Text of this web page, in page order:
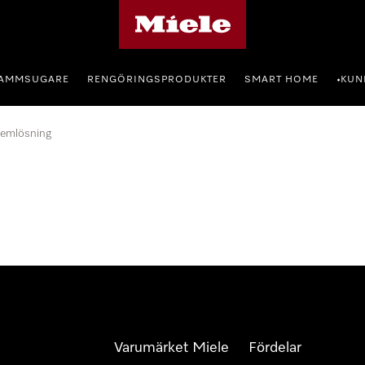
RENGÖRINGSPRODUKTER SMART HOME •
Varumärket Miele Fördelar